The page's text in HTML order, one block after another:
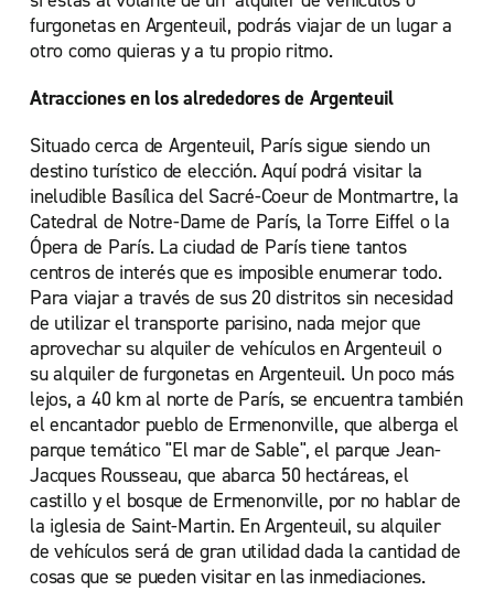
furgonetas en Argenteuil, podrás viajar de un lugar a
otro como quieras y a tu propio ritmo.
Atracciones en los alrededores de Argenteuil
Situado cerca de Argenteuil, París sigue siendo un
destino turístico de elección. Aquí podrá visitar la
ineludible Basílica del Sacré-Coeur de Montmartre, la
Catedral de Notre-Dame de París, la Torre Eiffel o la
Ópera de París. La ciudad de París tiene tantos
centros de interés que es imposible enumerar todo.
Para viajar a través de sus 20 distritos sin necesidad
de utilizar el transporte parisino, nada mejor que
aprovechar su alquiler de vehículos en Argenteuil o
su alquiler de furgonetas en Argenteuil. Un poco más
lejos, a 40 km al norte de París, se encuentra también
el encantador pueblo de Ermenonville, que alberga el
parque temático "El mar de Sable", el parque Jean-
Jacques Rousseau, que abarca 50 hectáreas, el
castillo y el bosque de Ermenonville, por no hablar de
la iglesia de Saint-Martin. En Argenteuil, su alquiler
de vehículos será de gran utilidad dada la cantidad de
cosas que se pueden visitar en las inmediaciones.